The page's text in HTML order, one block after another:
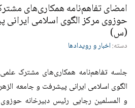
امضای تفاهم‌نامه همکاری‌های
حوزوی مرکز الگوی اسلامی ایرانی
(س)
دسته:اخبار و رویدادها
جلسه تفاهم‌نامه همکاری‌های مشترک
الگوی اسلامی ایرانی پیشرفت و جامعه
و المسلمین رجایی رئیس دبیرخانه